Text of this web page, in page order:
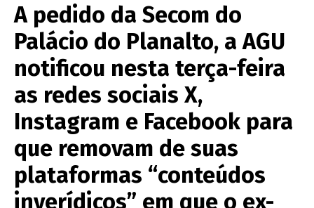
A pedido da Secom do
Palácio do Planalto, a AGU
notificou nesta terça-feira
as redes sociais X,
Instagram e Facebook para
que removam de suas
plataformas “conteúdos
inverídicos” em que o ex-